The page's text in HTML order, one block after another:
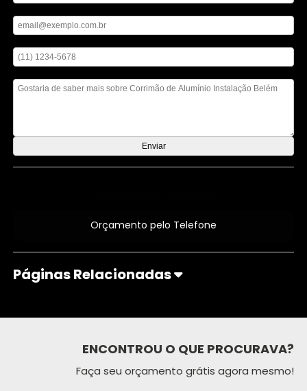
Orçamento pelo Telefone
Páginas Relacionadas
ENCONTROU O QUE PROCURAVA?
Faça seu orçamento grátis agora mesmo!